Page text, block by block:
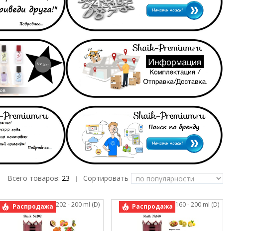
Всего товаров: 23 | Сортировать
Распродажа
арт.: Shaik 202 - 200 ml (D) Распродажа
арт.: Shaik 160 - 200 ml (D)